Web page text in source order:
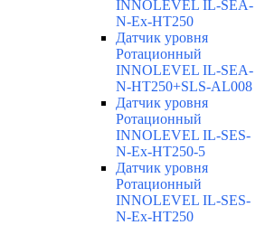
INNOLEVEL IL-SEA-
N-Ex-HT250
Датчик уровня
Ротационный
INNOLEVEL IL-SEA-
N-HT250+SLS-AL008
Датчик уровня
Ротационный
INNOLEVEL IL-SES-
N-Ex-HT250-5
Датчик уровня
Ротационный
INNOLEVEL IL-SES-
N-Ex-HT250